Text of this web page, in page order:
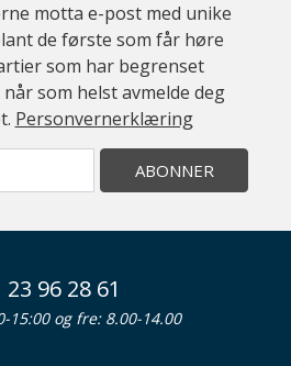
motta e-post med unike
de første som får høre
som har begrenset
som helst avmelde deg
Personvernerklæring
ABONNER
23 96 28 61
15:00 og fre: 8.00-14.00